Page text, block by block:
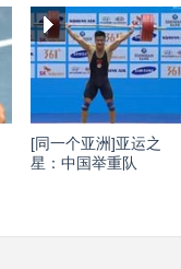
[同一个亚洲]亚运之
星：中国举重队